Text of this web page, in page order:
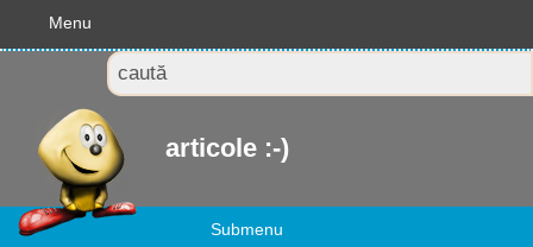
Menu
articole :-)
Submenu